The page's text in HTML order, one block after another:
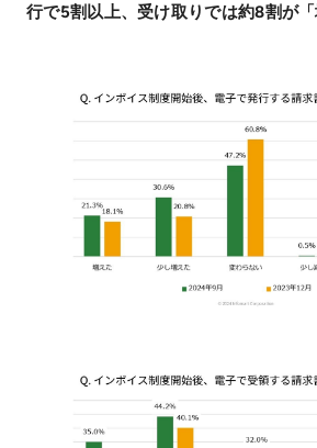
行で5割以上、受け取りでは約8割が「